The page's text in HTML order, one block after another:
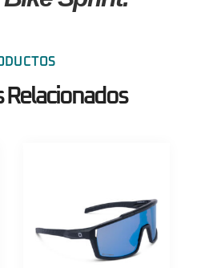
Relacionados